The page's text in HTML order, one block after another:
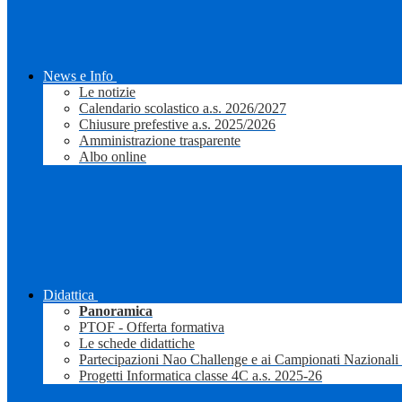
News e Info
Le notizie
Calendario scolastico a.s. 2026/2027
Chiusure prefestive a.s. 2025/2026
Amministrazione trasparente
Albo online
Didattica
Panoramica
PTOF - Offerta formativa
Le schede didattiche
Partecipazioni Nao Challenge e ai Campionati
Progetti Informatica classe 4C a.s. 2025-26